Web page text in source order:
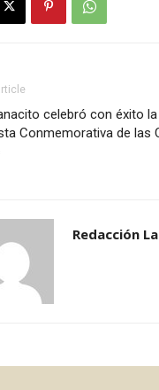
celebró con éxito
Conmemorativa de las
Redacción